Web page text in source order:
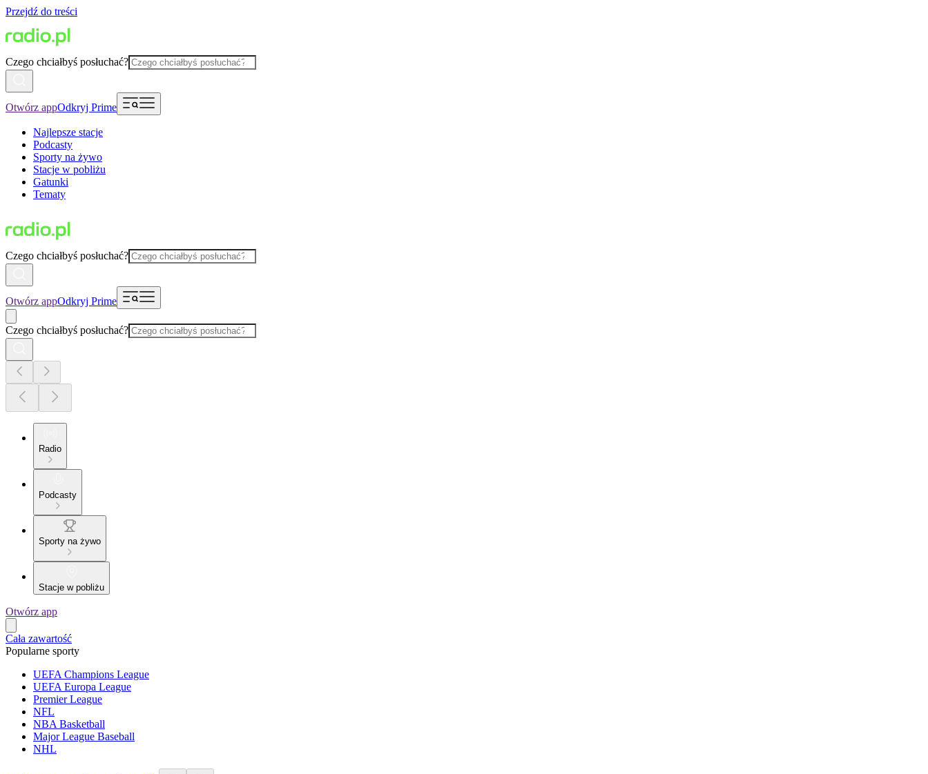
Przejdź do treści
Czego chciałbyś posłuchać?
Otwórz appOdkryj Prime
Najlepsze stacje
Podcasty
Sporty na żywo
Stacje w pobliżu
Gatunki
Tematy
Czego chciałbyś posłuchać?
Otwórz appOdkryj Prime
Czego chciałbyś posłuchać?
Radio
Podcasty
Sporty na żywo
Stacje w pobliżu
Otwórz app
Cała zawartość
Popularne sporty
UEFA Champions League
UEFA Europa League
Premier League
NFL
NBA Basketball
Major League Baseball
NHL